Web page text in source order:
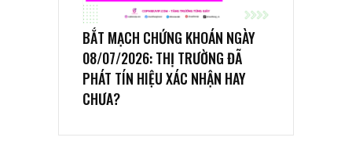
BẮT MẠCH CHỨNG KHOÁN NGÀY
08/07/2026: THỊ TRƯỜNG ĐÃ
PHÁT TÍN HIỆU XÁC NHẬN HAY
CHƯA?